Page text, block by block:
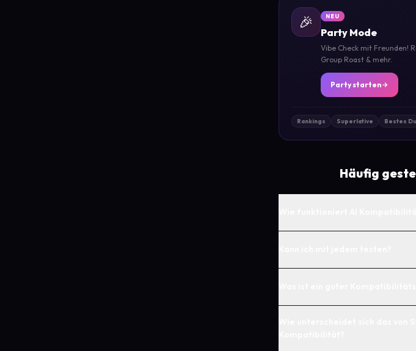
🎉 NEU
Party Mode
Vibe Check mit Freunden!
Group Roast & mehr.
Party starten
Rankings Superlative Bestes
Häufig